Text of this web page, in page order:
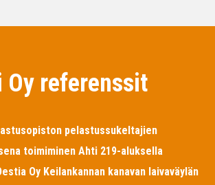
referenssit
pelastussukeltajien
toimiminen Ahti 219-aluksella
Oy Keilankannan kanavan laivaväylän